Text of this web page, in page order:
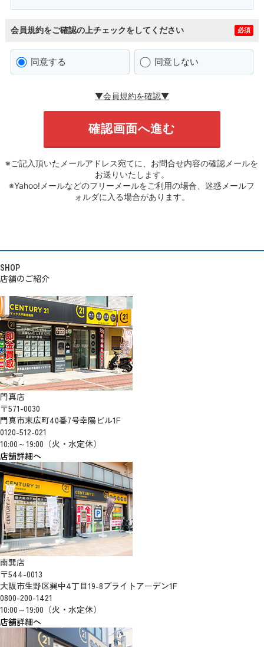
会員規約をご確認の上チェックをしてください 必須
同意する 同意しない
▼会員規約を確認▼
※ご記入頂いたメールアドレス宛てに、お問合せ内容の確認メールを
お送りいたします。
※Yahoo!メールなどのフリーメールをご利用の場合、迷惑メールフ
ォルダに入る場合があります。
SHOP
店舗のご紹介
門真店
〒571-0030
門真市末広町40番7号幸陽ビル1F
0120-512-021
10:00～19:00（火・水定休）
店舗詳細へ
南巽店
〒544-0013
大阪市生野区巽中4丁目19-8ブライトアーデン1F
0800-200-1421
10:00～19:00（火・水定休）
店舗詳細へ